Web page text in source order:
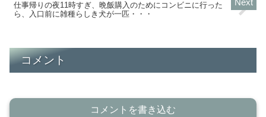
仕事帰りの夜11時すぎ、晩飯購入のためにコンビニに行った
ら、入口前に雑種らしき犬が一匹・・・
コメント
コメントを書き込む